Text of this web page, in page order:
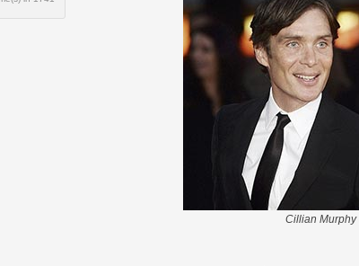
Cillian Murphy